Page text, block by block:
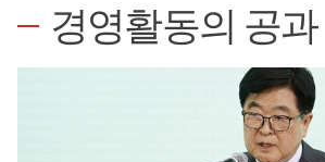
경영활동의 공과